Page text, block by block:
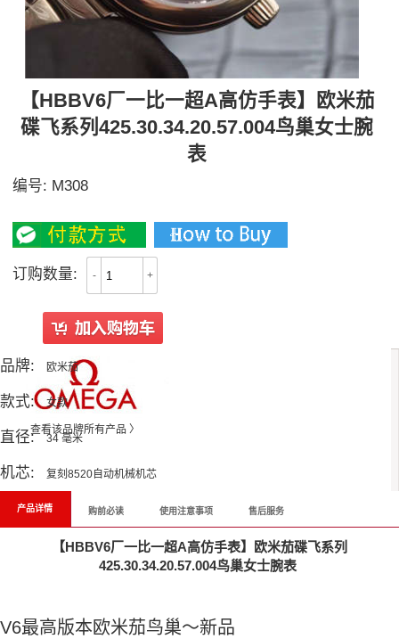
【HBBV6厂一比一超A高仿手表】欧米茄
碟飞系列425.30.34.20.57.004鸟巢女士腕
表
编号: M308
订购数量: - +
查看该品牌所有产品 〉
品牌: 欧米茄
款式: 女款
直径: 34 毫米
机芯: 复刻8520自动机械机芯
产品详情 购前必读 使用注意事项 售后服务
【HBBV6厂一比一超A高仿手表】欧米茄碟飞系列
425.30.34.20.57.004鸟巢女士腕表
V6最高版本欧米茄鸟巢～新品